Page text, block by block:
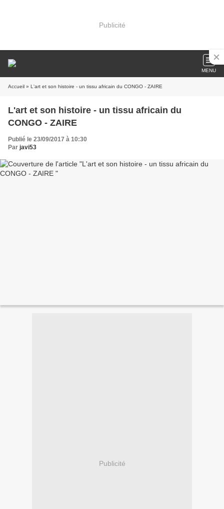
Publicité
MENU
Accueil » L'art et son histoire - un tissu africain du CONGO - ZAIRE
L'art et son histoire - un tissu africain du
CONGO - ZAIRE
Publié le 23/09/2017 à 10:30
Par javi53
Publicité